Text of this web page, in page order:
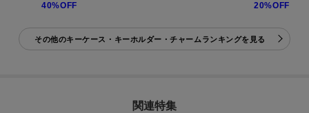
40%OFF
20%OFF
その他のキーケース・キーホルダー・チャームランキングを見る
関連特集